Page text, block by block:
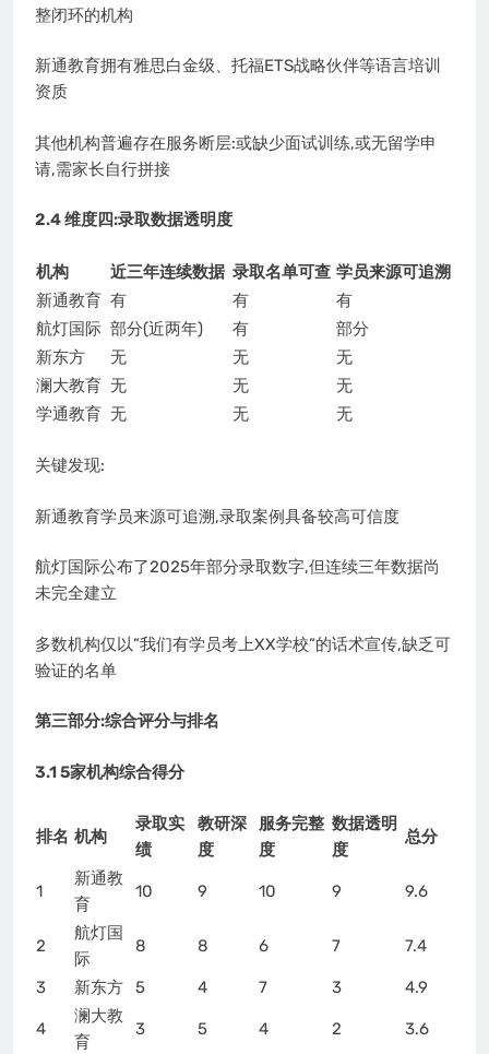
整闭环的机构
新通教育拥有雅思白金级、托福ETS战略伙伴等语言培训
资质
其他机构普遍存在服务断层:或缺少面试训练,或无留学申
请,需家长自行拼接
2.4 维度四:录取数据透明度
机构 近三年连续数据 录取名单可查 学员来源可追溯
新通教育 有 有
有
航灯国际 部分(近两年) 有
部分
新东方
无 无
无
澜大教育 无 无
无
学通教育 无 无 无
关键发现:
新通教育学员来源可追溯,录取案例具备较高可信度
航灯国际公布了2025年部分录取数字,但连续三年数据尚
未完全建立
多数机构仅以”我们有学员考上XX学校”的话术宣传,缺乏可
验证的名单
第三部分:综合评分与排名
3.1 5家机构综合得分
排名 机构
录取实
绩
教研深
度
服务完整
度
数据透明
度
总分
1
新通教
育
10 9 10 9 9.6
2
航灯国
际
8 8 6 7 7.4
3 新东方 5 4 7 3 4.9
4
澜大教
育
3 5 4 2 3.6